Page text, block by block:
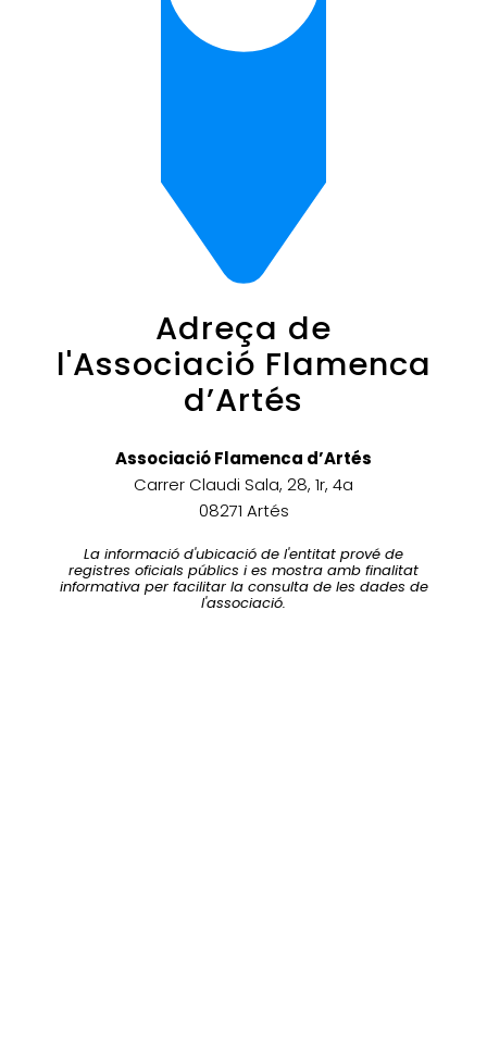
Adreça de
l'Associació Flamenca
d’Artés
Associació Flamenca d’Artés
Carrer Claudi Sala, 28, 1r, 4a
08271 Artés
La informació d'ubicació de l'entitat prové de
registres oficials públics i es mostra amb finalitat
informativa per facilitar la consulta de les dades de
l'associació.